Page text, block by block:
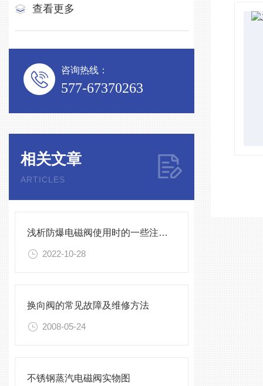
查看更多
咨询热线：
577-67370263
相关文章
ARTICLES
浅析防爆电磁阀使用时的一些注意事项
2022-10-28
换向阀的常见故障及维修方法
2008-05-24
不锈钢蒸汽电磁阀实物图